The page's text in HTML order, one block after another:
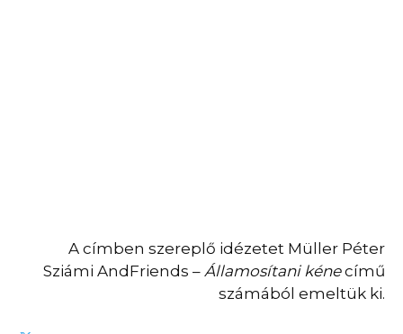
A címben szereplő idézetet Müller Péter
Sziámi AndFriends – Államosítani kénecímű
számából emeltük ki.